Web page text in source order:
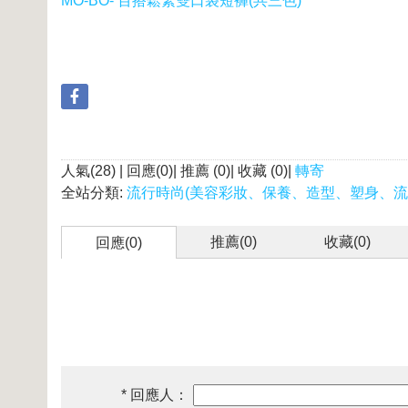
人氣(28) | 回應(0)| 推薦 (0)| 收藏 (0)| 轉寄
全站分類: 流行時尚(美容彩妝、保養、造型、塑身、
回應(0) 推薦(0) 收藏(0)
* 回應人：